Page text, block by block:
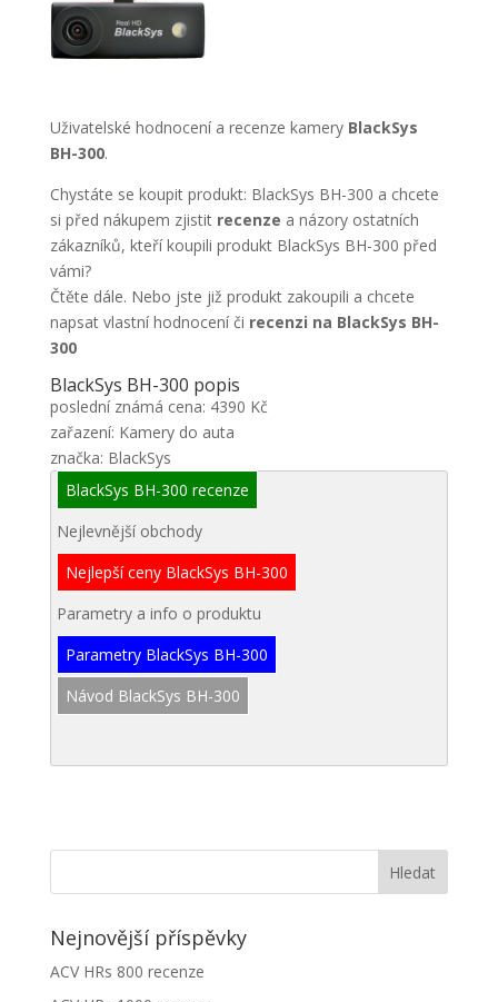
Uživatelské hodnocení a recenze kamery BlackSys
BH-300.
Chystáte se koupit produkt: BlackSys BH-300 a chcete
si před nákupem zjistit recenze a názory ostatních
zákazníků, kteří koupili produkt BlackSys BH-300 před
vámi?
Čtěte dále. Nebo jste již produkt zakoupili a chcete
napsat vlastní hodnocení či recenzi na BlackSys BH-
300
BlackSys BH-300 popis
poslední známá cena: 4390 Kč
zařazení: Kamery do auta
značka: BlackSys
BlackSys BH-300 recenze
Nejlevnější obchody
Nejlepší ceny BlackSys BH-300
Parametry a info o produktu
Parametry BlackSys BH-300
Návod BlackSys BH-300
Nejnovější příspěvky
ACV HRs 800 recenze